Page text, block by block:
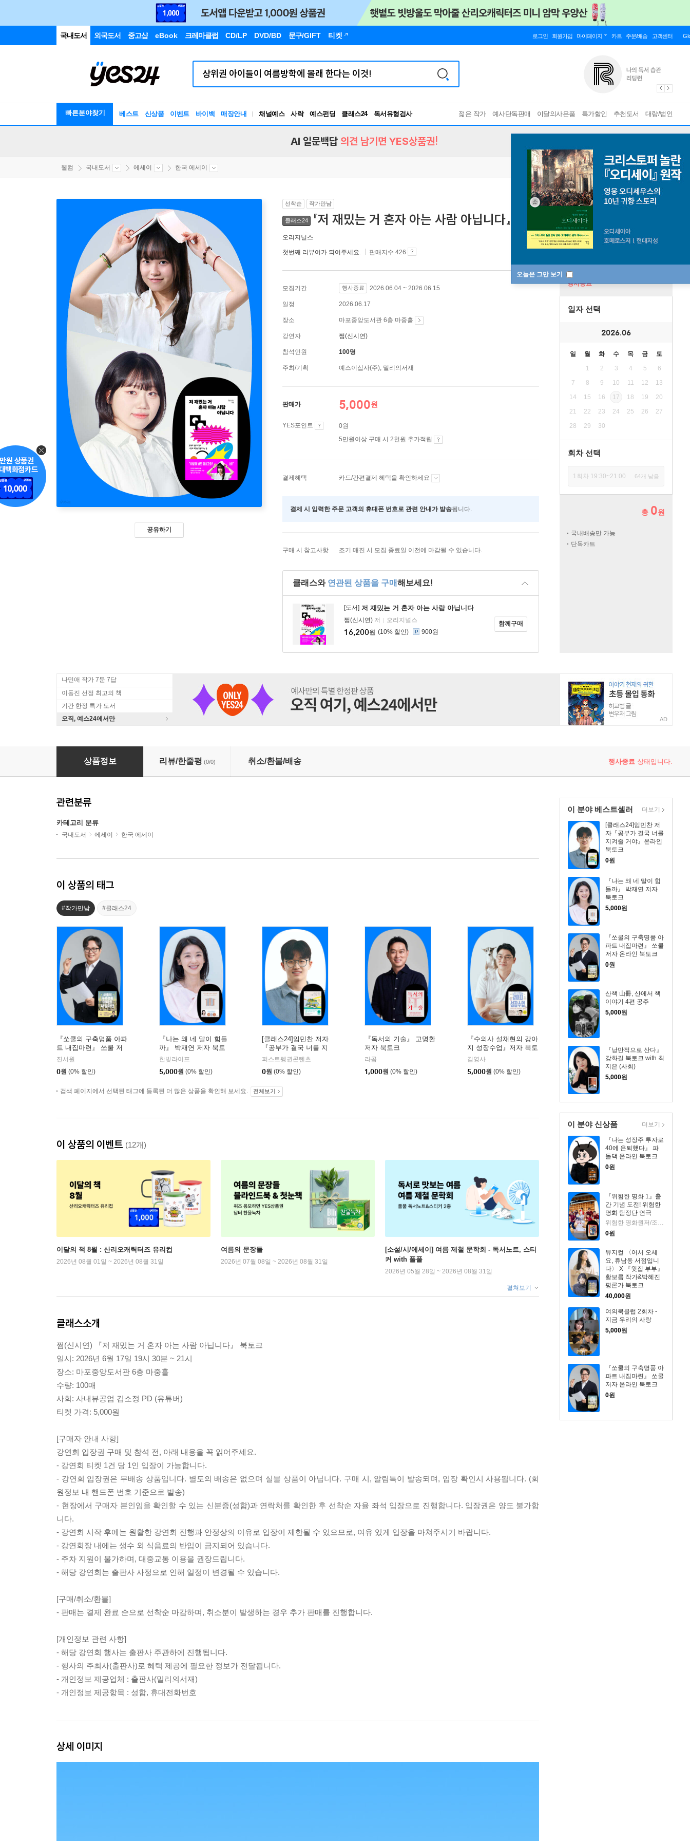
국내도서 외국도서 중고샵 eBook 크레마클럽 CD/LP DVD/BD 문구/GIFT 티켓 로그인 회원가입 마이페이지 카트 주문/배송 고객센터
빠른분야찾기 베스트 신상품 이벤트 바이백 매장안내 채널예스 사락 예스펀딩 클래스24 독서유형검사 젊은 작가 예사단독판매 이달의사은품 특가할인 추천도서 대량/법인
오늘은 그만 보기
AI 일문백답 의견 남기면 YES상품권!
웰컴 국내도서 에세이 한국 에세이
공유하기
선착순 작가만남
클래스24 『저 재밌는 거 혼자 아는 사람 아닙니다』 쩜(신시연) 북토크
오리지널스
첫번째 리뷰어가 되어주세요. 판매지수 426
모집기간 행사종료 2026.06.04 ~ 2026.06.15
일정 2026.06.17
장소 마포중앙도서관 6층 마중홀
강연자 쩜(신시연)
참석인원 100명
주최/기획 예스이십사(주), 밀리의서재
판매가 5,000원
YES포인트
0원
5만원이상 구매 시 2천원 추가적립
결제혜택 카드/간편결제 혜택을 확인하세요
결제 시 입력한 주문 고객의 휴대폰 번호로 관련 안내가 발송됩니다.
구매 시 참고사항 조기 매진 시 모집 종료일 이전에 마감될 수 있습니다.
클래스와 연관된 상품을 구매해보세요!
[도서] 저 재밌는 거 혼자 아는 사람 아닙니다
쩜(신시연) 저
오리지널스
10%
16,200원 900원
함께구매
행사종료
일자 선택
2026.06
일 월 화 수 목 금
토
1
2 3 4 5
6
7
8 9 10 11 12
13
14
15 16 17 18 19
20
21
22 23 24 25 26
27
28
29 30
회차 선택
1회차 19:30~21:00 64개 남음
총 0원
국내배송만 가능
단독카트
나민애 작가 7문 7답
이동진 선정 최고의 책
기간 한정 특가 도서
오직, 예스24에서만
AD
『저 재밌는 거 혼자 아는 사람 아닙니다』 쩜(신시연) 북토크
상품정보 리뷰/한줄평 (0/0) 취소/환불/배송 행사종료 상태입니다.
이 분야 베스트셀러
[클래스24]임민찬 저
자『공부가 결국 너를
지켜줄 거야』온라인
북토크
0원
『나는 왜 네 말이 힘
들까』 박재연 저자
북토크
5,000원
『쏘쿨의 구축명품 아
파트 내집마련』 쏘쿨
저자 온라인 북토크
0원
산책 山冊, 산에서 책
이야기 4편 공주
5,000원
『낭만적으로 산다』
강화길 북토크 with 최
지은 (사회)
5,000원
더보기
이 분야 신상품
『나는 성장주 투자로
40에 은퇴했다』 파
돌댁 온라인 북토크
0원
『위험한 명화 1』출
간 기념 도전! 위험한
명화 탐정단 연극
0원
뮤지컬 〈어서 오세
요, 휴남동 서점입니
다〉 X 『윗집 부부』
황보름 작가&박혜진
평론가 북토크
40,000원
여의북클럽 2회차 -
지금 우리의 사랑
5,000원
『쏘쿨의 구축명품 아
파트 내집마련』 쏘쿨
저자 온라인 북토크
0원
더보기
관련분류
카테고리 분류
국내도서 에세이 한국 에세이
이 상품의 태그
#작가만남 #클래스24
『쏘쿨의 구축명품 아파
트 내집마련』 쏘쿨 저
자 온라인 북토크
진서원
0원 (0% 할인)
『나는 왜 네 말이 힘들
까』 박재연 저자 북토
크
한빛라이프
5,000원 (0% 할인)
[클래스24]임민찬 저자
『공부가 결국 너를 지
켜줄 거야』온라인 북토
퍼스트펭귄콘텐츠
0원 (0% 할인)
『독서의 기술』 고명환
저자 북토크
라곰
1,000원 (0% 할인)
『수의사 설채현의 강아
지 성장수업』저자 북토
크
김영사
5,000원 (0% 할인)
검색 페이지에서 선택된 태그에 등록된 더 많은 상품을 확인해 보세요. 전체보기
이 상품의 이벤트 (12개)
이달의 책 8월 : 산리오캐릭터즈 유리컵
2026년 08월 01일 ~ 2026년 08월 31일
여름의 문장들
2026년 07월 08일 ~ 2026년 08월 31일
[소설/시/에세이] 여름 제철 문학회 - 독서노트, 스티
커 with 풀풀
2026년 05월 28일 ~ 2026년 08월 31일
펼쳐보기
클래스소개
쩜(신시연) 『저 재밌는 거 혼자 아는 사람 아닙니다』 북토크
일시: 2026년 6월 17일 19시 30분 ~ 21시
장소: 마포중앙도서관 6층 마중홀
수량: 100매
사회: 사내뷰공업 김소정 PD (유튜버)
티켓 가격: 5,000원
[구매자 안내 사항]
강연회 입장권 구매 및 참석 전, 아래 내용을 꼭 읽어주세요.
- 강연회 티켓 1건 당 1인 입장이 가능합니다.
- 강연회 입장권은 무배송 상품입니다. 별도의 배송은 없으며 실물 상품이 아닙니다. 구매 시, 알림톡이 발송되며, 입장 확인시 사용됩니다. (회
원정보 내 핸드폰 번호 기준으로 발송)
- 현장에서 구매자 본인임을 확인할 수 있는 신분증(성함)과 연락처를 확인한 후 선착순 자율 좌석 입장으로 진행합니다. 입장권은 양도 불가합
니다.
- 강연회 시작 후에는 원활한 강연회 진행과 안정상의 이유로 입장이 제한될 수 있으므로, 여유 있게 입장을 마쳐주시기 바랍니다.
- 강연회장 내에는 생수 외 식음료의 반입이 금지되어 있습니다.
- 주차 지원이 불가하며, 대중교통 이용을 권장드립니다.
- 해당 강연회는 출판사 사정으로 인해 일정이 변경될 수 있습니다.
[구매/취소/환불]
- 판매는 결제 완료 순으로 선착순 마감하며, 취소분이 발생하는 경우 추가 판매를 진행합니다.
[개인정보 관련 사항]
- 해당 강연회 행사는 출판사 주관하에 진행됩니다.
- 행사의 주최사(출판사)로 혜택 제공에 필요한 정보가 전달됩니다.
- 개인정보 제공업체 : 출판사(밀리의서재)
- 개인정보 제공항목 : 성함, 휴대전화번호
상세 이미지